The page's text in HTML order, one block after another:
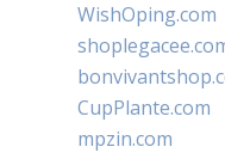
WishOping.com
CupPlante.com
mpzin.com